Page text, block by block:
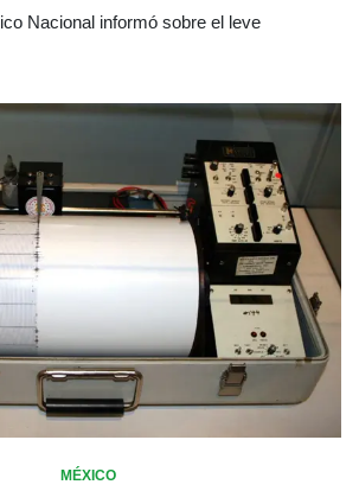
Nacional informó sobre el leve
MÉXICO